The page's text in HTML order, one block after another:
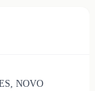
NOVO